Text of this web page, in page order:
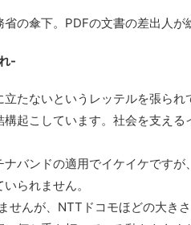
の傘下。PDFの文書の差出人が
-
立たないというレッテルを張ら
起こしています。社会を支え
ナバンドの適用でイケイケです
られません。
せんが、NTTドコモほどの大き